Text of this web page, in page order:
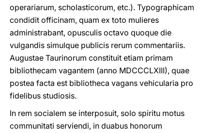
operariarum, scholasticorum, etc.). Typographicam
condidit officinam, quam ex toto mulieres
administrabant, opusculis octavo quoque die
vulgandis simulque publicis rerum commentariis.
Augustae Taurinorum constituit etiam primam
bibliothecam vagantem (anno MDCCCLXIII), quae
postea facta est bibliotheca vagans vehicularia pro
fidelibus studiosis.
In rem socialem se interposuit, solo spiritu motus
communitati serviendi, in duabus honorum